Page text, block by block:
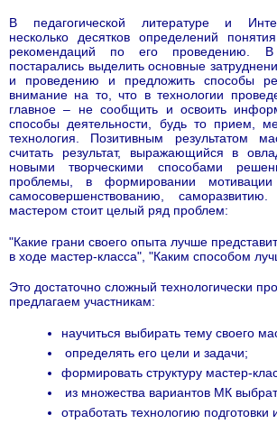
В педагогической литературе и
несколько десятков определений
рекомендаций по его
постарались выделить основные
и проведению и предложить способы
внимание на то, что в технологии
главное – не сообщить и освоить
способы деятельности, будь то прием,
технология. Позитивным результатом
считать результат, выражающийся в
новыми творческими способами
проблемы, в формировании мотивации
самосовершенствованию,
мастером стоит целый ряд проблем:
"Какие грани своего опыта лучше
в ходе мастер-класса", "Каким способом
Это достаточно сложный технологически
предлагаем участникам:
научиться выбирать тему своего
определять его цели и задачи;
формировать структуру мастер-
из множества вариантов МК
отработать технологию